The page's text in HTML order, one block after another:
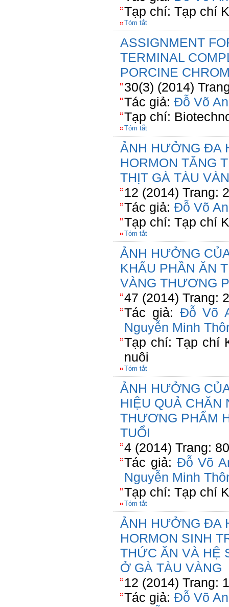
Tạp chí: Tạp chí
Tóm tắt
ASSIGNMENT
TERMINAL
PORCINE
30(3) (2014)
Tác giả: Đỗ Võ
Tạp chí:
Tóm tắt
ẢNH HƯỞNG ĐA
HORMON TĂNG
THỊT GÀ TÀU
12 (2014) Trang:
Tác giả: Đỗ Võ
Tạp chí: Tạp chí
Tóm tắt
ẢNH HƯỞNG
KHẨU PHẦN ĂN
VÀNG THƯƠNG
47 (2014) Trang:
Tác giả: Đỗ Võ
Nguyễn Minh
Tạp chí: Tạp chí
nuôi
Tóm tắt
ẢNH HƯỞNG
HIỆU QUẢ CHĂN
THƯƠNG PHẨM
TUỔI
4 (2014) Trang:
Tác giả: Đỗ Võ
Nguyễn Minh
Tạp chí: Tạp chí
Tóm tắt
ẢNH HƯỞNG ĐA
HORMON SINH
THỨC ĂN VÀ HỆ
Ở GÀ TÀU VÀNG
12 (2014) Trang:
Tác giả: Đỗ Võ